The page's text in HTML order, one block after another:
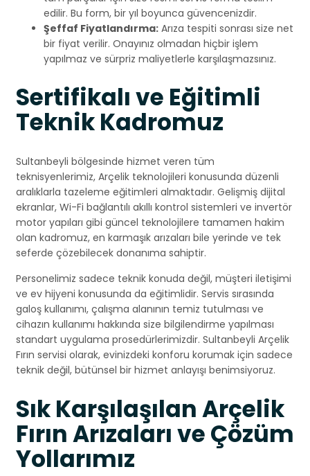
edilir. Bu form, bir yıl boyunca güvencenizdir.
Şeffaf Fiyatlandırma: Arıza tespiti sonrası size net
bir fiyat verilir. Onayınız olmadan hiçbir işlem
yapılmaz ve sürpriz maliyetlerle karşılaşmazsınız.
Sertifikalı ve Eğitimli
Teknik Kadromuz
Sultanbeyli bölgesinde hizmet veren tüm
teknisyenlerimiz, Arçelik teknolojileri konusunda düzenli
aralıklarla tazeleme eğitimleri almaktadır. Gelişmiş dijital
ekranlar, Wi-Fi bağlantılı akıllı kontrol sistemleri ve invertör
motor yapıları gibi güncel teknolojilere tamamen hakim
olan kadromuz, en karmaşık arızaları bile yerinde ve tek
seferde çözebilecek donanıma sahiptir.
Personelimiz sadece teknik konuda değil, müşteri iletişimi
ve ev hijyeni konusunda da eğitimlidir. Servis sırasında
galoş kullanımı, çalışma alanının temiz tutulması ve
cihazın kullanımı hakkında size bilgilendirme yapılması
standart uygulama prosedürlerimizdir. Sultanbeyli Arçelik
Fırın servisi olarak, evinizdeki konforu korumak için sadece
teknik değil, bütünsel bir hizmet anlayışı benimsiyoruz.
Sık Karşılaşılan Arçelik
Fırın Arızaları ve Çözüm
Yollarımız